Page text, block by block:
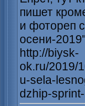
пишет
и фотореп
осени-
http://biysk-
ok.ru/2019/
u-sela-
dzhip-